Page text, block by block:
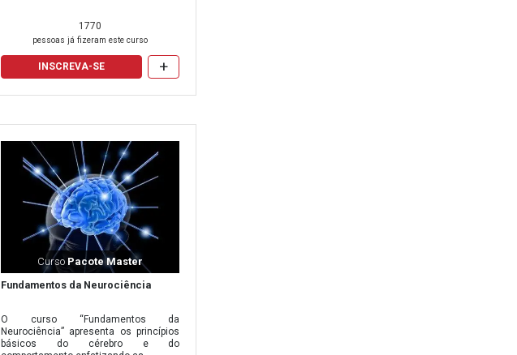
R$ 65,70
R$ 65,70
R$ 65,70
R$ 76,70
R$ 76,70
R$ 76,70
R$ 76,70
R$ 76,70
R$ 93,70
R$ 93,70
1770
pessoas já fizeram este curso
INSCREVA-SE +
Curso Pacote Master
Fundamentos da Neurociência
O curso “Fundamentos da
Neurociência” apresenta os princípios
básicos do cérebro e do